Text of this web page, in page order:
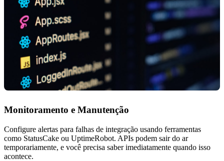
Monitoramento e Manutenção
Configure alertas para falhas de integração usando ferramentas
como StatusCake ou UptimeRobot. APIs podem sair do ar
temporariamente, e você precisa saber imediatamente quando isso
acontece.